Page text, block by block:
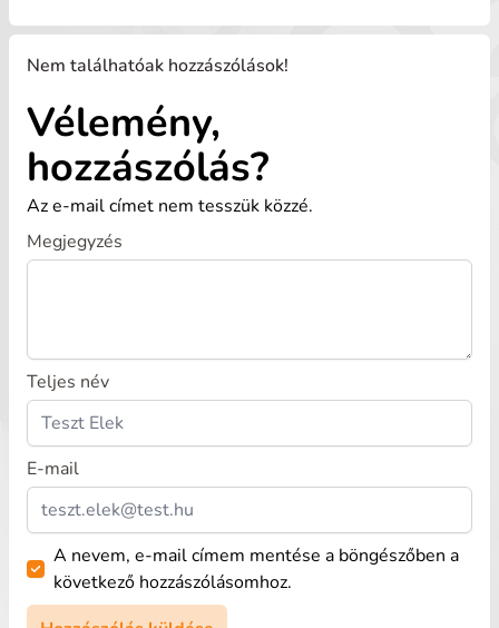
Nem találhatóak hozzászólások!
Vélemény,
hozzászólás?
Az e-mail címet nem tesszük közzé.
Megjegyzés
Teljes név
E-mail
A nevem, e-mail címem mentése a böngészőben a
következő hozzászólásomhoz.